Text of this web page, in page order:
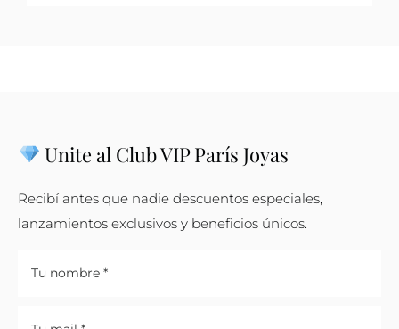
Unite al Club VIP París Joyas
Recibí antes que nadie descuentos especiales,
lanzamientos exclusivos y beneficios únicos.